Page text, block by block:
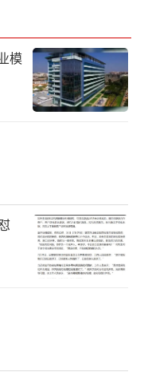
、拉维亚、凯塞
和杰克逊。替补
。
）
模